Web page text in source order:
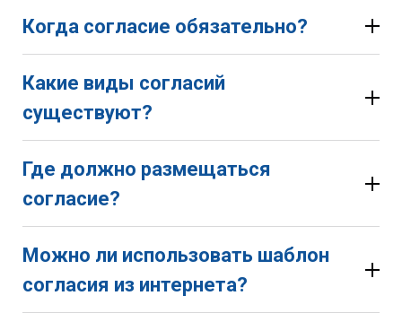
Когда согласие обязательно?
через формы заявок, обратной связи или
регистрации на сайте;
при оформлении заказов и оказании услуг;
при обработке данных сотрудников и
соискателей;
при использовании CRM, анкет, договоров и
Какие виды согласий
существуют?
согласие на обработку персональных данных;
согласие на распространение персональных
данных;
письменное согласие для специальных категорий
данных;
письменное согласие на обработку
биометрических данных;
Где должно размещаться
согласие?
Можно ли использовать шаблон
согласия из интернета?